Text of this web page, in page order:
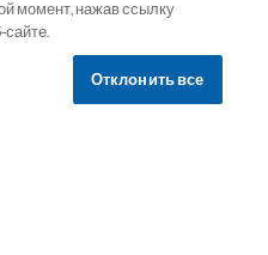
для граждан
медицинским
диагноза. Обратитесь к
момент, нажав ссылку
сайте.
Отклонить все